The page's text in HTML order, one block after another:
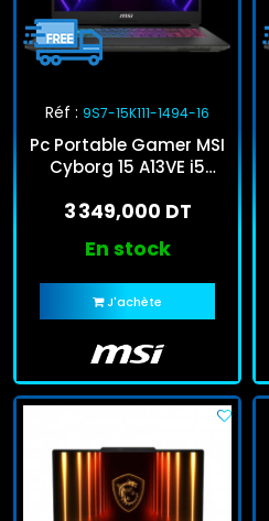
Réf : 9S7-15K111-1494-16
Pc Portable Gamer MSI
Cyborg 15 A13VE i5
3 349,000 DT
En stock
J'achète